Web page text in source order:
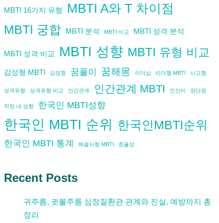
MBTI 16가지 유형 MBTI A와 T 차이점
MBTI 궁합 MBTI 분석 MBTI 비교 MBTI 성격 분석
MBTI 성격 비교 MBTI 성향 MBTI 유형 비교
감성형 MBTI 감정형 꿈풀이 꿈해몽 리더십 리더형 MBTI 사고형
성격유형 성격유형 비교 인간관계 인간관계 MBTI 인간미 장단점
직장 내 성향 한국인 MBTI성향
한국인 MBTI 순위 한국인MBTI순위
한국인 MBTI 통계 해결사형 MBTI 효율성
Recent Posts
귀주름, 귓볼주름 심장질환관 관계와 진실, 예방까지 총
정리